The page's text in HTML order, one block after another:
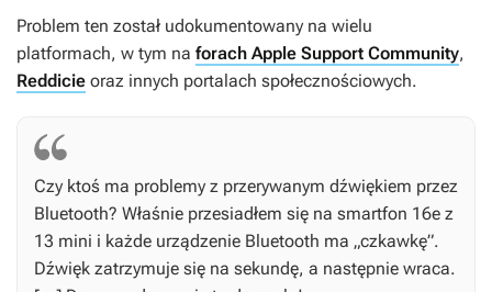
Problem ten został udokumentowany na wielu
platformach, w tym na forach Apple Support Community,
Reddicie oraz innych portalach społecznościowych.
Czy ktoś ma problemy z przerywanym dźwiękiem przez
Bluetooth? Właśnie przesiadłem się na smartfon 16e z
13 mini i każde urządzenie Bluetooth ma „czkawkę”.
Dźwięk zatrzymuje się na sekundę, a następnie wraca.